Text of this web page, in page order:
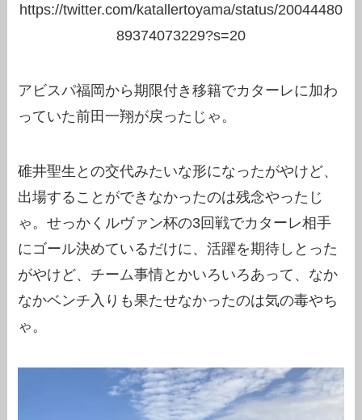
https://twitter.com/katallertoyama/status/20044480
89374073229?s=20
アビスパ福岡から期限付き移籍でカターレに加わ
っていた前田一翔が戻ったじゃ。
碓井聖生との交代みたいな形になったがやけど、
出場することができなかったのは残念やったじ
ゃ。せっかくルヴァン杯の3回戦でカターレ相手
にゴール決めているだけに、活躍を期待しとった
がやけど、チーム事情とかいろいろあって、なか
なかベンチ入りも果たせなかったのは気の毒やち
ゃ。